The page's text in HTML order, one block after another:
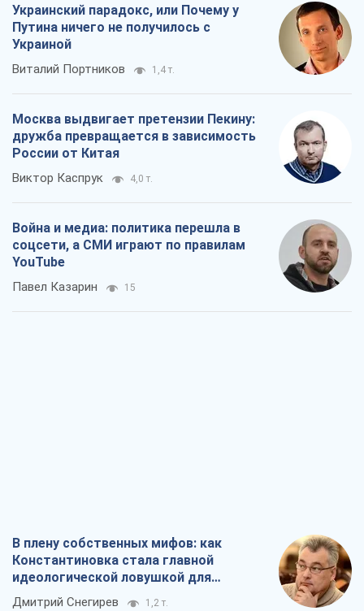
Украинский парадокс, или Почему у
Путина ничего не получилось с
Украиной
Виталий Портников 1,4 т.
Москва выдвигает претензии Пекину:
дружба превращается в зависимость
России от Китая
Виктор Каспрук 4,0 т.
Война и медиа: политика перешла в
соцсети, а СМИ играют по правилам
YouTube
Павел Казарин 15
В плену собственных мифов: как
Константиновка стала главной
идеологической ловушкой для
российских оккупантов
Дмитрий Снегирев 1,2 т.